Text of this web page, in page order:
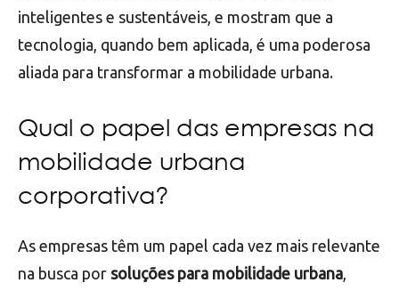
inteligentes e sustentáveis, e mostram que a
tecnologia, quando bem aplicada, é uma poderosa
aliada para transformar a mobilidade urbana.
Qual o papel das empresas na
mobilidade urbana
corporativa?
As empresas têm um papel cada vez mais relevante
na busca por soluções para mobilidade urbana,